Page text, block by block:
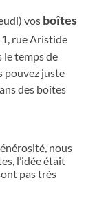
vos boîtes
1, rue Aristide
le temps de
pouvez juste
des boîtes
nous
l’idée était
pas très